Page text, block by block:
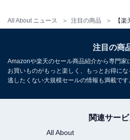
All About ニュース 注目の商品
注目の商
Amazonや楽天のセール商品紹介から専門家
お買いものがもっと楽しく、もっとお得に
逃したくない大規模セールの情報も満載です
関連サー
All About